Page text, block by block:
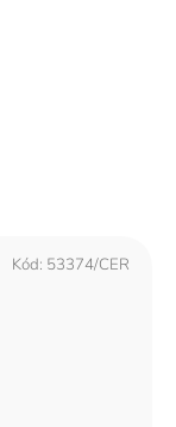
Kód: 53374/CER